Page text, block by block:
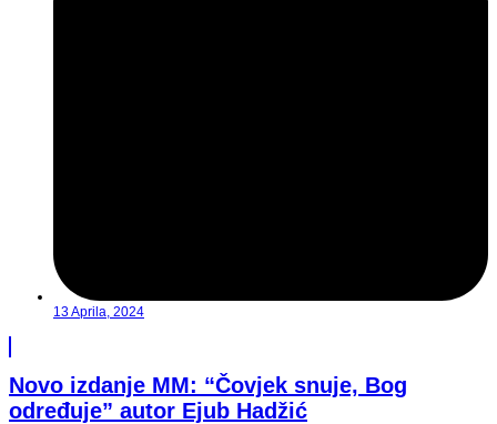
13 Aprila, 2024
Novo izdanje MM: “Čovjek snuje, Bog
određuje” autor Ejub Hadžić